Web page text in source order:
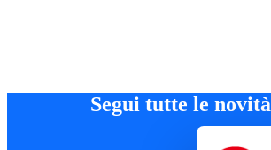
Segui tutte le novità